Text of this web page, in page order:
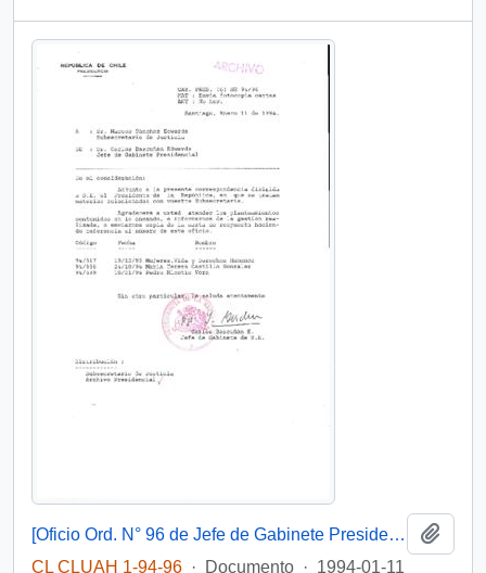
[Oficio Ord. N° 96 de Jefe de Gabinete Presidencial, remite copia de carta]
CL CLUAH 1-94-96 · Documento · 1994-01-11